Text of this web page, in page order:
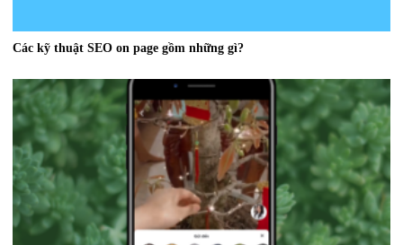
Các kỹ thuật SEO on page gồm những gì?